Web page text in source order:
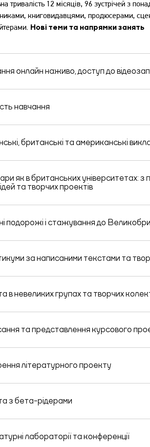
тривалість 12 місяців, 96 зустрічей з
книговидавцями, продюсерами,
Нові теми та напрямки занять
онлайн наживо, доступ до
навчання
британські та американські
як в британських університетах: з
та творчих проектів
подорожі і стажування до
за написаними текстами та
в невеликих групах та творчих
та представлення курсового
літературного проекту
з бета-рідерами
лабораторії та конференції